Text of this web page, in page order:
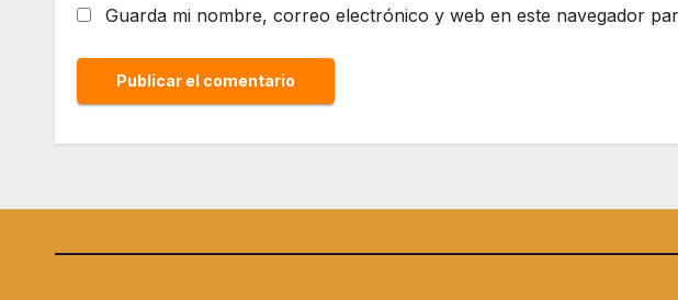
Guarda mi nombre, correo electrónico y web en este navegador